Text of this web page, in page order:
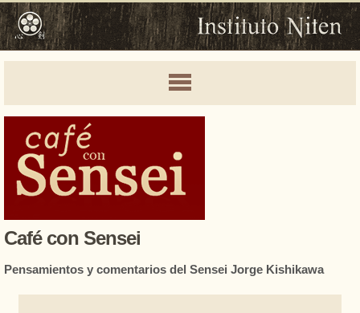
Café con Sensei
Pensamientos y comentarios del Sensei Jorge Kishikawa